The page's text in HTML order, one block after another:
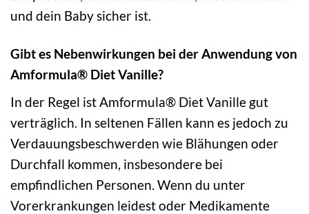
und dein Baby sicher ist.
Gibt es Nebenwirkungen bei der Anwendung von
Amformula® Diet Vanille?
In der Regel ist Amformula® Diet Vanille gut
verträglich. In seltenen Fällen kann es jedoch zu
Verdauungsbeschwerden wie Blähungen oder
Durchfall kommen, insbesondere bei
empfindlichen Personen. Wenn du unter
Vorerkrankungen leidest oder Medikamente